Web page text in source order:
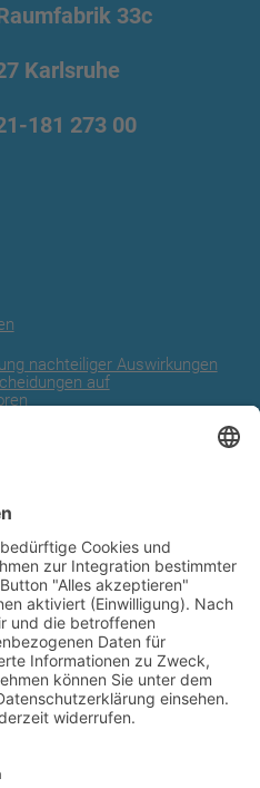
33c
Karlsruhe
-181 273 00
nachteiliger Auswirkungen
auf